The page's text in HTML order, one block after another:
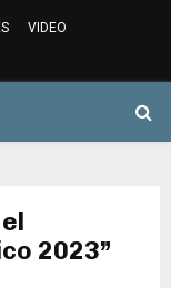
VIDEO
2023”